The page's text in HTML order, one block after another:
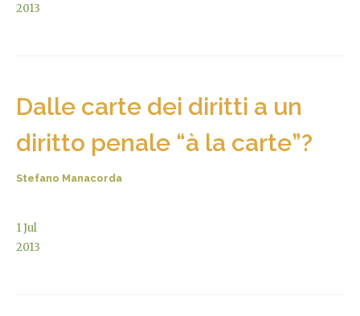
2013
Dalle carte dei diritti a un
diritto penale “à la carte”?
Stefano Manacorda
1Jul
2013